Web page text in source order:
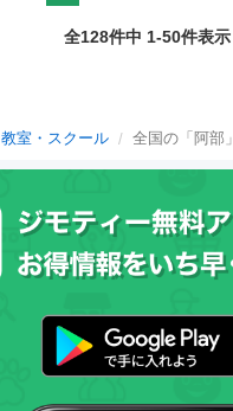
全128件中 1-50件表示
教室・スクール 全国の「阿部」